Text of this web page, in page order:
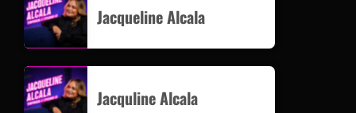
Jacqueline Alcala
Jacquline Alcala